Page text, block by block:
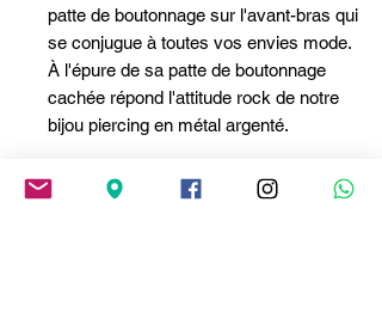
patte de boutonnage sur l'avant-bras qui
se conjugue à toutes vos envies mode.
À l'épure de sa patte de boutonnage
cachée répond l'attitude rock de notre
bijou piercing en métal argenté.
- Col classique